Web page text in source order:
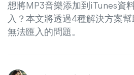
想將MP3音樂添加到iTunes資
入？本文將透過4種解決方案
無法匯入的問題。